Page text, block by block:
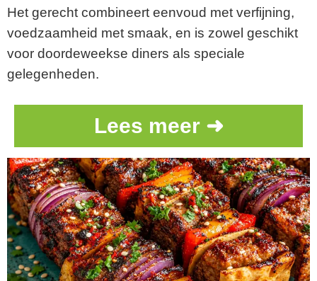
Het gerecht combineert eenvoud met verfijning,
voedzaamheid met smaak, en is zowel geschikt
voor doordeweekse diners als speciale
gelegenheden.
Lees meer ➜